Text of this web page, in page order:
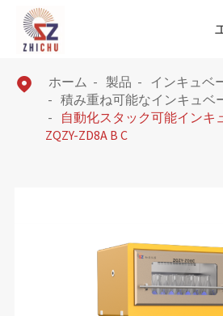
 ホーム 製品
インキュベ
積み重ね可能なインキュベ
自動化スタック可能インキ
ZQZY-ZD8A B C